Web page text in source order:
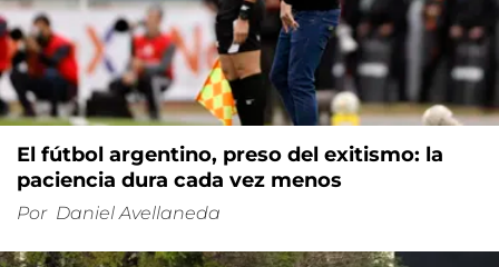
El fútbol argentino, preso del exitismo: la
paciencia dura cada vez menos
Por Daniel Avellaneda